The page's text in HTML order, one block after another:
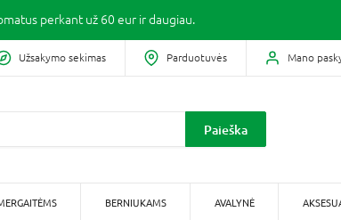
perkant už 60 eur ir daugiau.
Užsakymo sekimas Parduotuvės Mano
Paieška
BERNIUKAMS AVALYNĖ